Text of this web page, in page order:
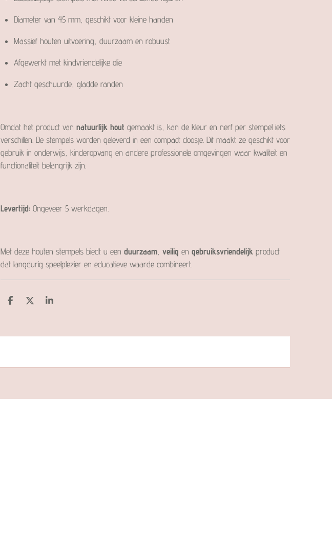
Diameter van 45 mm, geschikt voor kleine handen
Massief houten uitvoering, duurzaam en robuust
Afgewerkt met kindvriendelijke olie
Zacht geschuurde, gladde randen
Omdat het product van natuurlijk hout gemaakt is, kan de kleur en nerf per stempel iets
verschillen. De stempels worden geleverd in een compact doosje. Dit maakt ze geschikt voor
gebruik in onderwijs, kinderopvang en andere professionele omgevingen waar kwaliteit en
functionaliteit belangrijk zijn.
Levertijd: Ongeveer 5 werkdagen.
Met deze houten stempels biedt u een duurzaam veilig en gebruiksvriendelijk product
dat langdurig speelplezier en educatieve waarde combineert.
D
n
D
S
e